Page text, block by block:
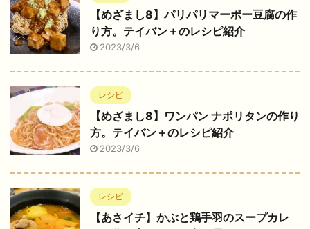
【めざまし8】パリパリマーボー豆腐の作
り方。テイバン＋のレシピ紹介
2023/3/6
レシピ
【めざまし8】ワンパン ナポリタンの作り
方。テイバン＋のレシピ紹介
2023/3/6
レシピ
【あさイチ】かぶと鶏手羽のスープカレ